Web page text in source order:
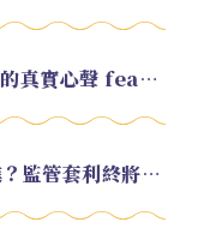
EP.219 從銀行高管轉職幣圈 KOL 的真實心聲 feat.龜大
EP.217 美元穩定幣未來會如何演進？監管套利終將收斂？feat. 研究員 余哲安